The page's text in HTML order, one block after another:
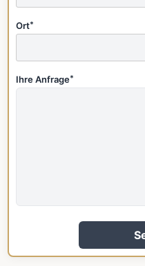
Ort*
Ihre Anfrage*